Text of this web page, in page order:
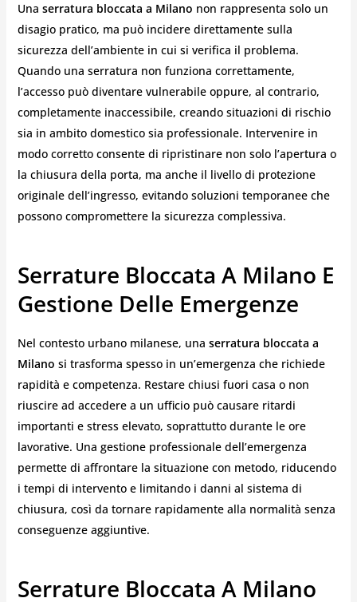
Una serratura bloccata a Milano non rappresenta solo un
disagio pratico, ma può incidere direttamente sulla
sicurezza dell’ambiente in cui si verifica il problema.
Quando una serratura non funziona correttamente,
l’accesso può diventare vulnerabile oppure, al contrario,
completamente inaccessibile, creando situazioni di rischio
sia in ambito domestico sia professionale. Intervenire in
modo corretto consente di ripristinare non solo l’apertura o
la chiusura della porta, ma anche il livello di protezione
originale dell’ingresso, evitando soluzioni temporanee che
possono compromettere la sicurezza complessiva.
Serrature Bloccata A Milano E
Gestione Delle Emergenze
Nel contesto urbano milanese, una serratura bloccata a
Milano si trasforma spesso in un’emergenza che richiede
rapidità e competenza. Restare chiusi fuori casa o non
riuscire ad accedere a un ufficio può causare ritardi
importanti e stress elevato, soprattutto durante le ore
lavorative. Una gestione professionale dell’emergenza
permette di affrontare la situazione con metodo, riducendo
i tempi di intervento e limitando i danni al sistema di
chiusura, così da tornare rapidamente alla normalità senza
conseguenze aggiuntive.
Serrature Bloccata A Milano